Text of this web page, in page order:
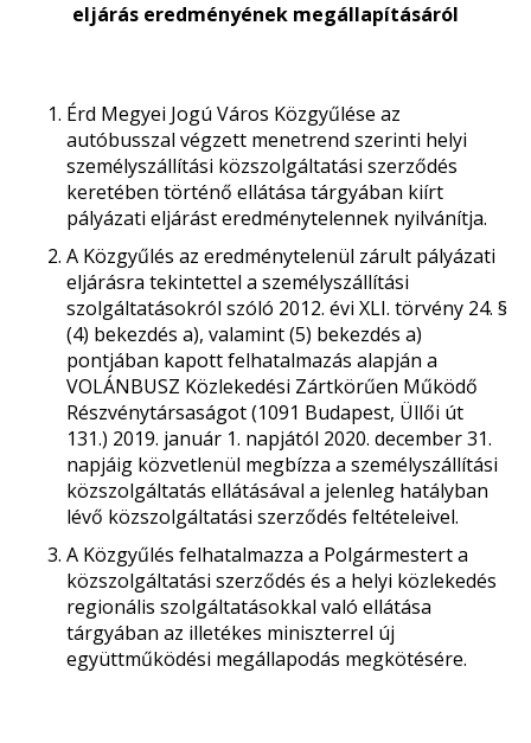
eljárás eredményének megállapításáról
Érd Megyei Jogú Város Közgyűlése az
autóbusszal végzett menetrend szerinti helyi
személyszállítási közszolgáltatási szerződés
keretében történő ellátása tárgyában kiírt
pályázati eljárást eredménytelennek nyilvánítja.
A Közgyűlés az eredménytelenül zárult pályázati
eljárásra tekintettel a személyszállítási
szolgáltatásokról szóló 2012. évi XLI. törvény 24. §
(4) bekezdés a), valamint (5) bekezdés a)
pontjában kapott felhatalmazás alapján a
VOLÁNBUSZ Közlekedési Zártkörűen Működő
Részvénytársaságot (1091 Budapest, Üllői út
131.) 2019. január 1. napjától 2020. december 31.
napjáig közvetlenül megbízza a személyszállítási
közszolgáltatás ellátásával a jelenleg hatályban
lévő közszolgáltatási szerződés feltételeivel.
A Közgyűlés felhatalmazza a Polgármestert a
közszolgáltatási szerződés és a helyi közlekedés
regionális szolgáltatásokkal való ellátása
tárgyában az illetékes miniszterrel új
együttműködési megállapodás megkötésére.